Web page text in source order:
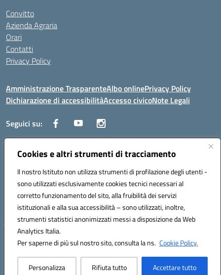
Cookies e altri strumenti di tracciamento
Il nostro Istituto non utilizza strumenti di profilazione degli utenti -
sono utilizzati esclusivamente cookies tecnici necessari al
corretto funzionamento del sito, alla fruibilità dei servizi
istituzionali e alla sua accessibilità – sono utilizzati, inoltre,
strumenti statistici anonimizzati messi a disposizione da Web
Analytics Italia.
Per saperne di più sul nostro sito, consulta la ns. Cookie Policy.
Personalizza Rifiuta tutto Accettare tutto
Convitto
Azienda Agraria
Orari
Contatti
Privacy Policy
Amministrazione TrasparenteAlbo onlinePrivacy Policy
Dichiarazione di accessibilitàAccesso civicoNote Legali
Seguici su:
Via dei Cappuccini, 5 - 60044 Fabriano (AN) - Tel. 0732 3373 - 0732
3573 - Mail: anis01700P@istruzione.it - PEC:
Codice meccanografico: ANIS01700P - Codice iPA: istsc_ANIS01700P -
C.F. 81002710424 - Codice univoco fatturazione elettronica (CUF):
UFBMDS
Hosting & Powered by 3D Solution S.r.l.
Concept & Design by Designers Italia